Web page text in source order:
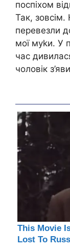
поспіхом
Так,
перевезли
мої муkи. У
час
чоловік